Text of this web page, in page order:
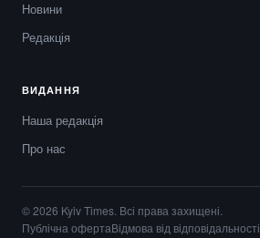
Новини
Редакція
ВИДАННЯ
Наша редакція
Про нас
© 2026 Kyiv Times. Всі права захищені.
Публічна офертаВідмова від відповідальності